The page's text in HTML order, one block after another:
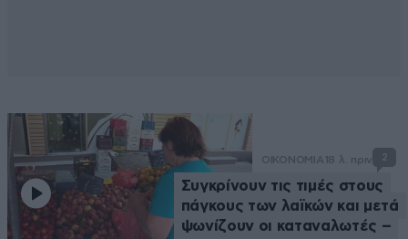
ΟΙΚΟΝΟΜΙΑ 18 λ. πριν 2
Συγκρίνουν τις τιμές στους
πάγκους των λαϊκών και μετά
ψωνίζουν οι καταναλωτές –